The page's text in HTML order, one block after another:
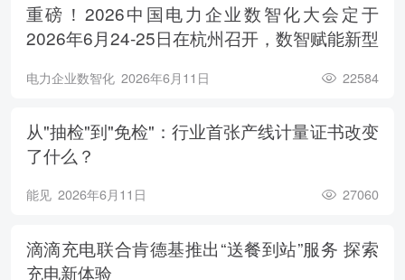
重磅！2026中国电力企业数智化大会定于
2026年6月24-25日在杭州召开，数智赋能新型
电力企业数智化 2026年6月11日 22584
从"抽检"到"免检"：行业首张产线计量证书改变
了什么？
能见 2026年6月11日 27060
滴滴充电联合肯德基推出“送餐到站”服务 探索
充电新体验